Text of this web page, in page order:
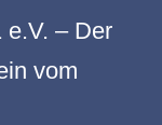
e.V. – Der
vom